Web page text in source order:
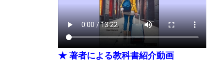
★ 著者による教科書紹介動画